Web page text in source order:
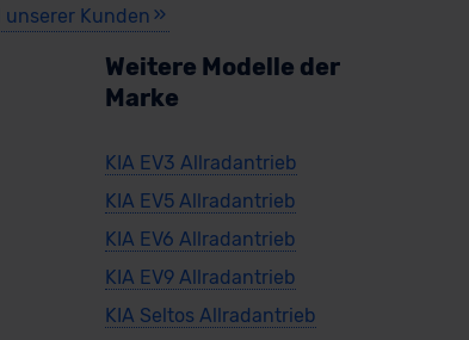
unserer Kunden
Weitere Modelle der
Marke
KIA EV3 Allradantrieb
KIA EV5 Allradantrieb
KIA EV6 Allradantrieb
KIA EV9 Allradantrieb
KIA Seltos Allradantrieb